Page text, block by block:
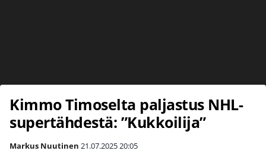
Kimmo Timoselta paljastus NHL-
supertähdestä: ”Kukkoilija”
Markus Nuutinen 21.07.202520:05